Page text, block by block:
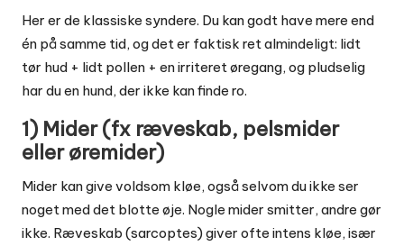
Her er de klassiske syndere. Du kan godt have mere end
én på samme tid, og det er faktisk ret almindeligt: lidt
tør hud + lidt pollen + en irriteret øregang, og pludselig
har du en hund, der ikke kan finde ro.
1) Mider (fx ræveskab, pelsmider
eller øremider)
Mider kan give voldsom kløe, også selvom du ikke ser
noget med det blotte øje. Nogle mider smitter, andre gør
ikke. Ræveskab (sarcoptes) giver ofte intens kløe, især